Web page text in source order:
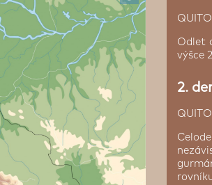
Bay
QUITO
Odlet
výšce
2.